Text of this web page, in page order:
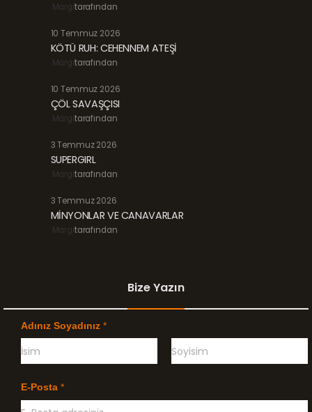
Margitarafından
10 Temmuz 2026
KÖTÜ RUH: CEHENNEM ATEŞİ
Margitarafından
10 Temmuz 2026
ÇÖL SAVAŞÇISI
Margitarafından
3 Temmuz 2026
SUPERGIRL
Margitarafından
3 Temmuz 2026
MİNYONLAR VE CANAVARLAR
Margitarafından
Bize Yazın
Adınız Soyadınız *
c
e
e
E-Posta *